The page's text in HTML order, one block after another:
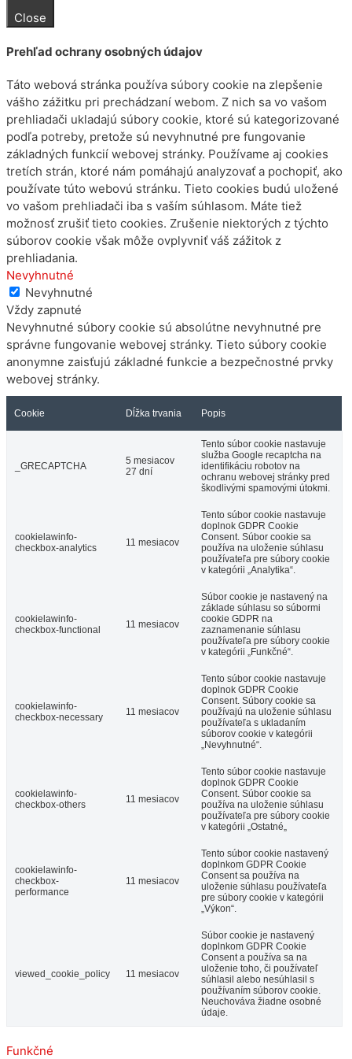
Close
Prehľad ochrany osobných údajov
Táto webová stránka používa súbory cookie na zlepšenie
vášho zážitku pri prechádzaní webom. Z nich sa vo vašom
prehliadači ukladajú súbory cookie, ktoré sú kategorizované
podľa potreby, pretože sú nevyhnutné pre fungovanie
základných funkcií webovej stránky. Používame aj cookies
tretích strán, ktoré nám pomáhajú analyzovať a pochopiť, ako
používate túto webovú stránku. Tieto cookies budú uložené
vo vašom prehliadači iba s vaším súhlasom. Máte tiež
možnosť zrušiť tieto cookies. Zrušenie niektorých z týchto
súborov cookie však môže ovplyvniť váš zážitok z
prehliadania.
Nevyhnutné
Nevyhnutné
Vždy zapnuté
Nevyhnutné súbory cookie sú absolútne nevyhnutné pre
správne fungovanie webovej stránky. Tieto súbory cookie
anonymne zaisťujú základné funkcie a bezpečnostné prvky
webovej stránky.
Cookie Dĺžka trvania Popis
_GRECAPTCHA
5 mesiacov
27 dní
Tento súbor cookie nastavuje
služba Google recaptcha na
identifikáciu robotov na
ochranu webovej stránky pred
škodlivými spamovými útokmi.
cookielawinfo-
checkbox-analytics
11 mesiacov
Tento súbor cookie nastavuje
doplnok GDPR Cookie
Consent. Súbor cookie sa
používa na uloženie súhlasu
používateľa pre súbory cookie
v kategórii „Analytika“.
cookielawinfo-
checkbox-functional
11 mesiacov
Súbor cookie je nastavený na
základe súhlasu so súbormi
cookie GDPR na
zaznamenanie súhlasu
používateľa pre súbory cookie
v kategórii „Funkčné“.
cookielawinfo-
checkbox-necessary
11 mesiacov
Tento súbor cookie nastavuje
doplnok GDPR Cookie
Consent. Súbory cookie sa
používajú na uloženie súhlasu
používateľa s ukladaním
súborov cookie v kategórii
„Nevyhnutné“.
cookielawinfo-
checkbox-others
11 mesiacov
Tento súbor cookie nastavuje
doplnok GDPR Cookie
Consent. Súbor cookie sa
používa na uloženie súhlasu
používateľa pre súbory cookie
v kategórii „Ostatné„
cookielawinfo-
checkbox-
performance
11 mesiacov
Tento súbor cookie nastavený
doplnkom GDPR Cookie
Consent sa používa na
uloženie súhlasu používateľa
pre súbory cookie v kategórii
„Výkon“.
viewed_cookie_policy 11 mesiacov
Súbor cookie je nastavený
doplnkom GDPR Cookie
Consent a používa sa na
uloženie toho, či používateľ
súhlasil alebo nesúhlasil s
používaním súborov cookie.
Neuchováva žiadne osobné
údaje.
Funkčné